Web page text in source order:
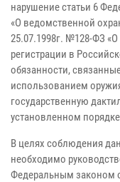
нарушение статьи 6
«О ведомственной
25.07.1998г. №128-ФЗ
регистрации в
обязанности,
использованием
государственную
установленном
В целях соблюдения
необходимо
Федеральным законом